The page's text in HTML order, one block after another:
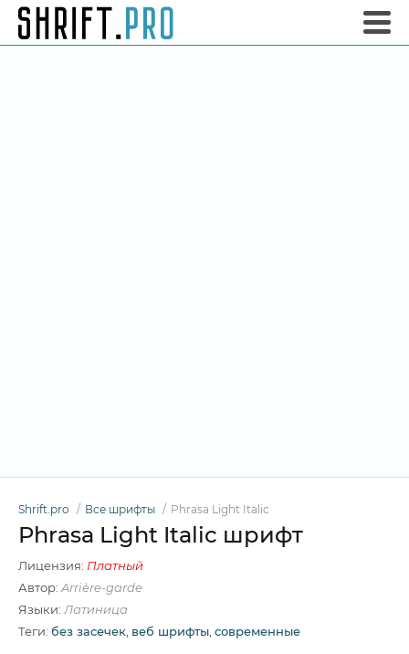
Shrift.pro Все шрифты Phrasa Light Italic
Phrasa Light Italic шрифт
Лицензия: Платный
Автор: Arrière-garde
Языки: Латиница
Теги: без засечек веб шрифты современные